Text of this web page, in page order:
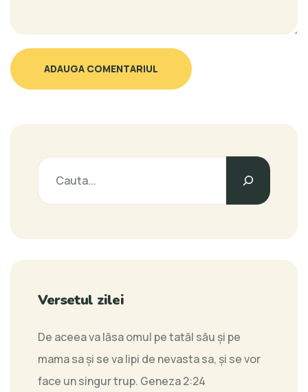
ADAUGA COMENTARIUL
Versetul zilei
De aceea va lăsa omul pe tatăl său şi pe
mama sa şi se va lipi de nevasta sa, şi se vor
face un singur trup. Geneza 2:24